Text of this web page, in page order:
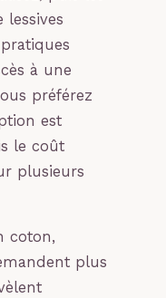
lessives
à une
préférez
est
le coût
plusieurs
coton,
plus